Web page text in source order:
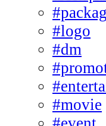
#logo
#dm
#movie